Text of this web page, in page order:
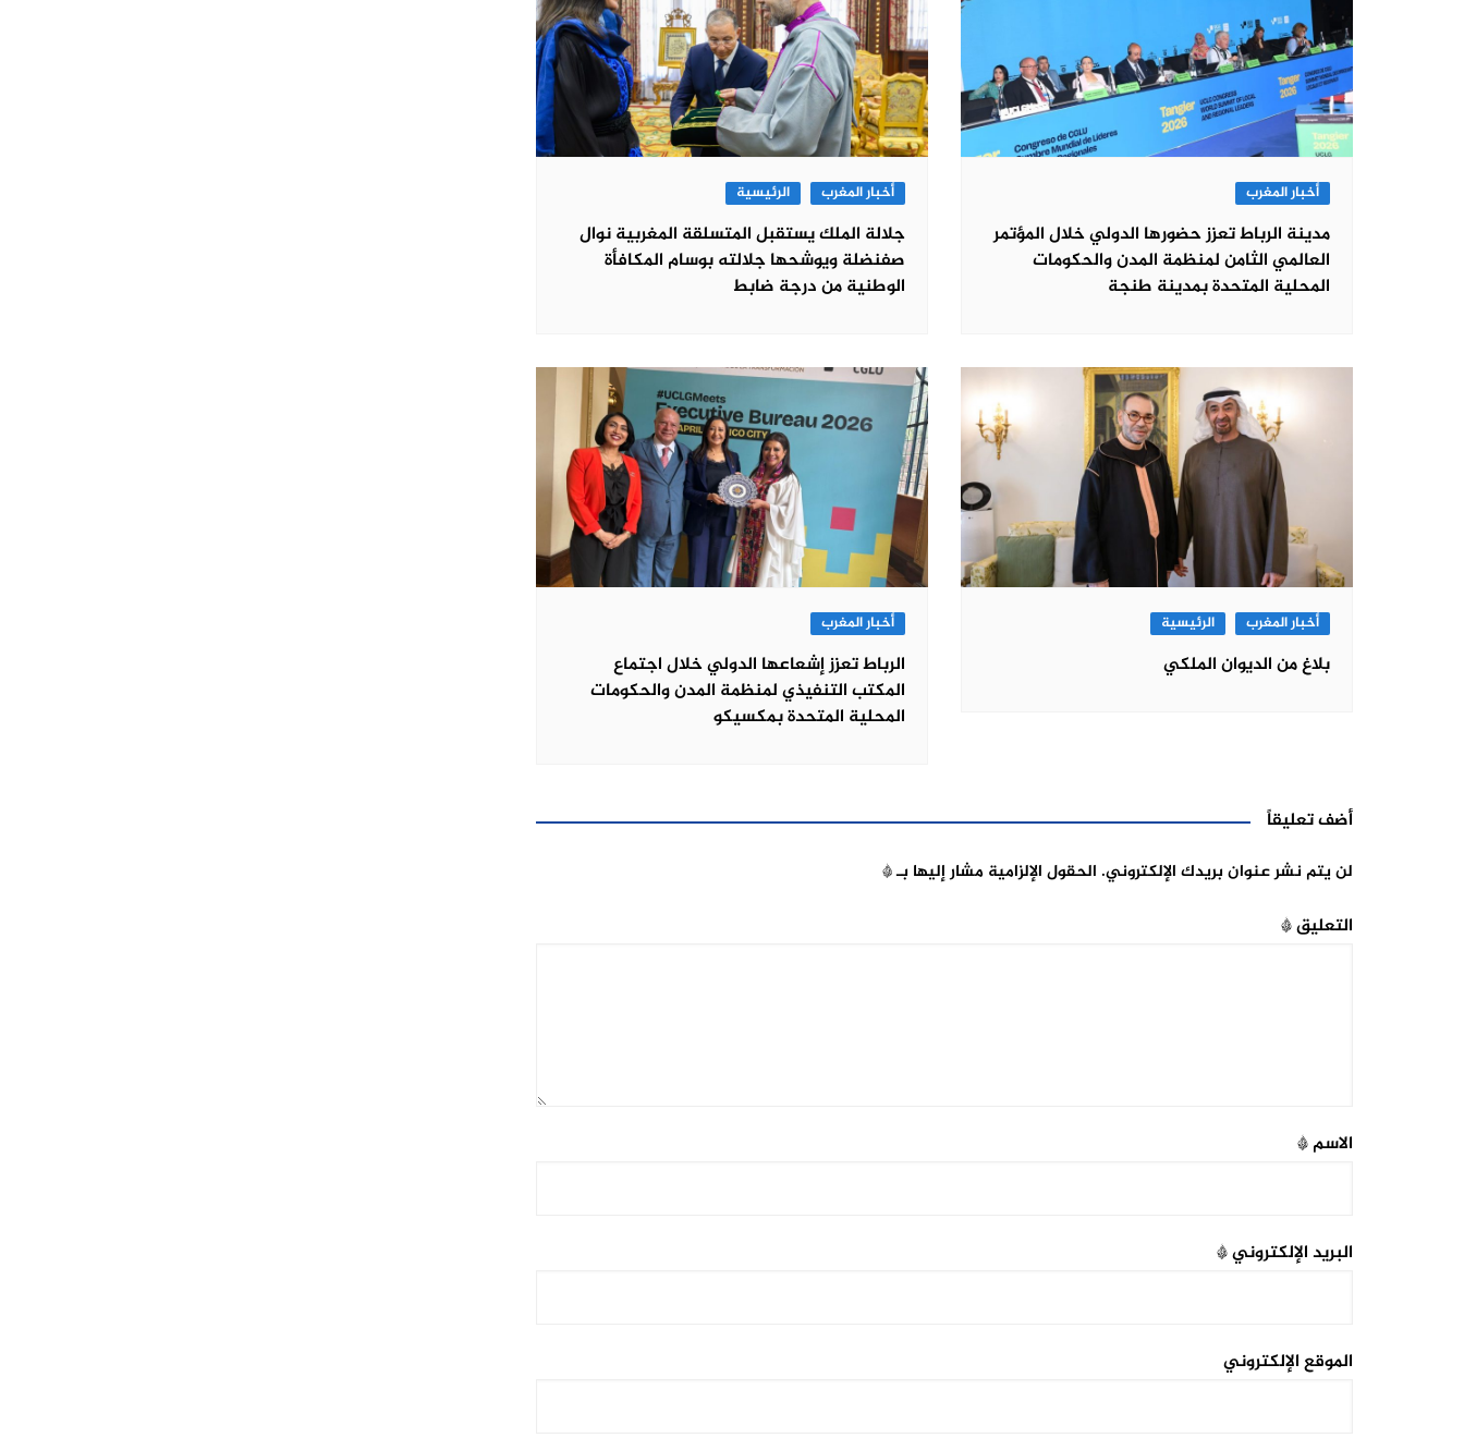
أخبار المغرب
مدينة الرباط تعزز حضورها الدولي خلال المؤتمر
العالمي الثامن لمنظمة المدن والحكومات
المحلية المتحدة بمدينة طنجة
أخبار المغرب الرئيسية
جلالة الملك يستقبل المتسلقة المغربية نوال
صفنضلة ويوشحها جلالته بوسام المكافأة
الوطنية من درجة ضابط
أخبار المغرب الرئيسية
بلاغ من الديوان الملكي
أخبار المغرب
الرباط تعزز إشعاعها الدولي خلال اجتماع
المكتب التنفيذي لمنظمة المدن والحكومات
المحلية المتحدة بمكسيكو
أضف تعليقاً
لن يتم نشر عنوان بريدك الإلكتروني. الحقول الإلزامية مشار إليها بـ*
التعليق*
الاسم*
البريد الإلكتروني*
الموقع الإلكتروني